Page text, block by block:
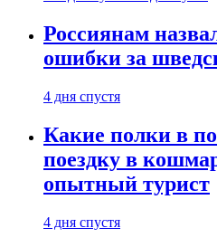
Россиянам
ошибки за
4 дня спустя
Какие полки в
поездку в
опытный турист
4 дня спустя